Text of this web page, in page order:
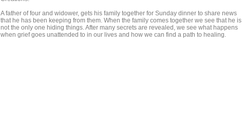
A father of four and widower, gets his family together for Sunday dinner to share news
that he has been keeping from them. When the family comes together we see that he is
not the only one hiding things. After many secrets are revealed, we see what happens
when grief goes unattended to in our lives and how we can find a path to healing.